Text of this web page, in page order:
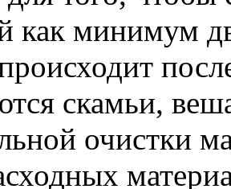
как минимум
скамьи,
очистки